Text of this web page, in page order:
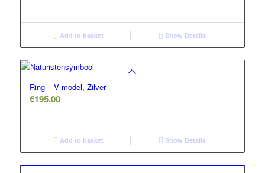
Add to basket Show Details
Ring – V model, Zilver
€195,00
Add to basket Show Details